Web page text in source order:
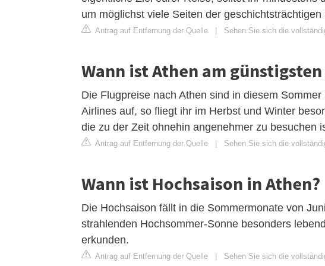
um möglichst viele Seiten der
Antrag auf Entfernung der Quelle | Sehen Sie sich die
Wann ist Athen am
Die Flugpreise nach Athen sind in diesem
Airlines auf, so fliegt ihr im Herbst und Winter
die zu der Zeit ohnehin angenehmer zu besuchen
Antrag auf Entfernung der Quelle | Sehen Sie sich die
Wann ist Hochsaison in Athen?
Die Hochsaison fällt in die Sommermonate von
strahlenden Hochsommer-Sonne besonders
erkunden.
Antrag auf Entfernung der Quelle | Sehen Sie sich die